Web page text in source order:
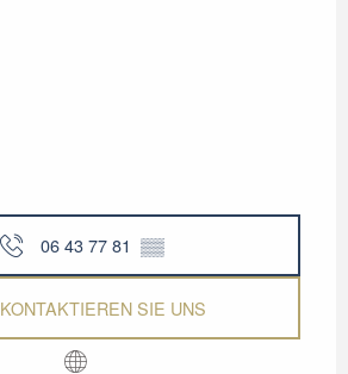
06 43 77 81 ▒▒
KONTAKTIEREN SIE UNS